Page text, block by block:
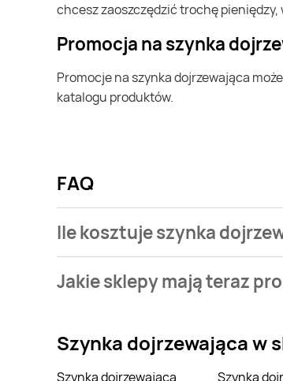
chcesz zaoszczędzić trochę
Promocja na szynka
Promocje na szynka dojrzewająca możesz znaleźć w gazetce promocyjnej Tedi. Specjalnie dla Ciebie wybieramy najatrakcyjniejsze oferty i prezentujemy je w formie
katalogu produktów.
FAQ
Ile kosztuje szynka
dojrzewająca w sieci Tedi.
Jakie sklepy mają teraz
Szynka dojrzewającaw
Szynka dojrzewająca
Szynka